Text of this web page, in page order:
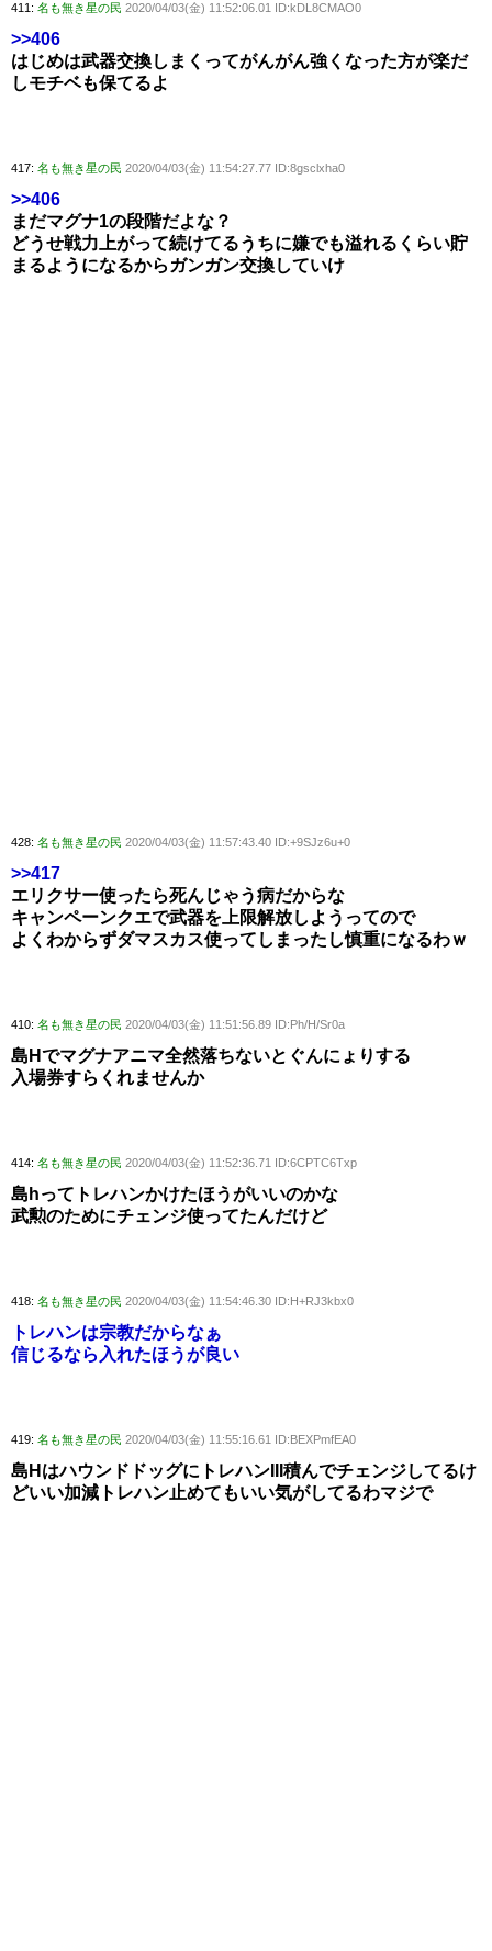
411: 名も無き星の民 2020/04/03(金) 11:52:06.01 ID:kDL8CMAO0
>>406
はじめは武器交換しまくってがんがん強くなった方が楽だ
しモチベも保てるよ
417: 名も無き星の民 2020/04/03(金) 11:54:27.77 ID:8gsclxha0
>>406
まだマグナ1の段階だよな？
どうせ戦力上がって続けてるうちに嫌でも溢れるくらい貯
まるようになるからガンガン交換していけ
428: 名も無き星の民 2020/04/03(金) 11:57:43.40 ID:+9SJz6u+0
>>417
エリクサー使ったら死んじゃう病だからな
キャンペーンクエで武器を上限解放しようってので
よくわからずダマスカス使ってしまったし慎重になるわｗ
410: 名も無き星の民 2020/04/03(金) 11:51:56.89 ID:Ph/H/Sr0a
島Hでマグナアニマ全然落ちないとぐんにょりする
入場券すらくれませんか
414: 名も無き星の民 2020/04/03(金) 11:52:36.71 ID:6CPTC6Txp
島hってトレハンかけたほうがいいのかな
武勲のためにチェンジ使ってたんだけど
418: 名も無き星の民 2020/04/03(金) 11:54:46.30 ID:H+RJ3kbx0
トレハンは宗教だからなぁ
信じるなら入れたほうが良い
419: 名も無き星の民 2020/04/03(金) 11:55:16.61 ID:BEXPmfEA0
島HはハウンドドッグにトレハンIII積んでチェンジしてるけ
どいい加減トレハン止めてもいい気がしてるわマジで